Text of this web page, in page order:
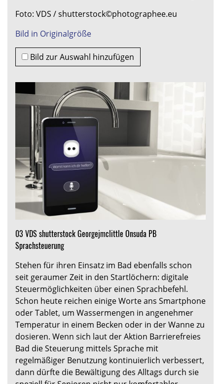
Foto: VDS / shutterstock©photographee.eu
Bild in Originalgröße
Bild zur Auswahl hinzufügen
03 VDS shutterstock Georgejmclittle Onsuda PB
Sprachsteuerung
Stehen für ihren Einsatz im Bad ebenfalls schon
seit geraumer Zeit in den Startlöchern: digitale
Steuermöglichkeiten über einen Sprachbefehl.
Schon heute reichen einige Worte ans Smartphone
oder Tablet, um Wassermengen in angenehmer
Temperatur in einem Becken oder in der Wanne zu
dosieren. Wenn sich laut der Aktion Barrierefreies
Bad die Steuerung mittels Sprache mit
regelmäßiger Benutzung kontinuierlich verbessert,
dann dürfte die Bewältigung des Alltags durch sie